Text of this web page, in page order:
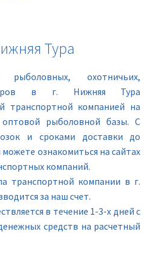
Тура
охотничьих,
в г. Нижняя Тура
транспортной компанией на
рыболовной базы. С
и сроками доставки до
ознакомиться на сайтах
компаний.
транспортной компании в г.
за наш счет.
в течение 1-3-х дней с
средств на расчетный